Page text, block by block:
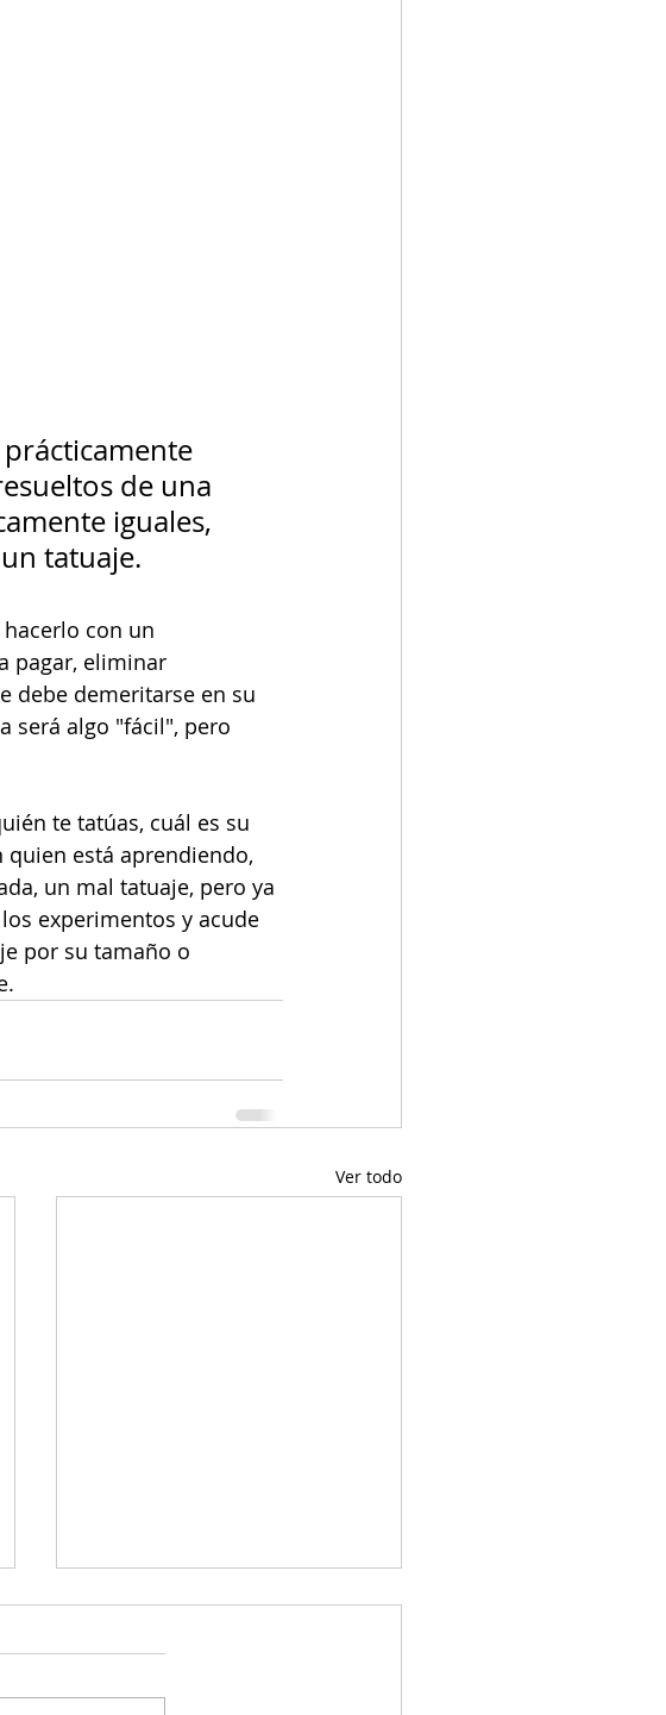
de una
iguales,
tatuaje.
con un
pagar, eliminar
debe demeritarse en su
será algo "fácil", pero
te tatúas, cuál es su
quien está aprendiendo,
un mal tatuaje, pero ya
experimentos y acude
por su tamaño o
Ver todo